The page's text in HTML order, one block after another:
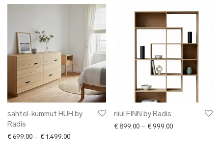
✖ RÕIVAD
✖ KINGITUSED
✖ ONLY @ EDH
✖ MUU
✖ LÕPUMÜÜK
✖ DISAINERID
92 Layers
Alpaka
AUGUST
Arro Porcelain
sahtel-kummut HUH by
Radis
€ 699.00 – € 1,499.00Price range: € 699.00 through € 1,499.00
riiul FINN by Radis
€ 899.00 – € 999.00Price range: €